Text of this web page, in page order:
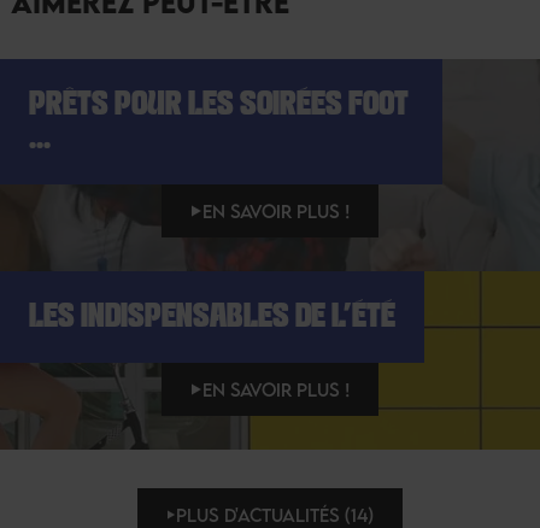
PRÊTS POUR LES SOIRÉES FOOT
...
EN SAVOIR PLUS !
LES INDISPENSABLES DE L'ÉTÉ
EN SAVOIR PLUS !
PLUS D'ACTUALITÉS (14)